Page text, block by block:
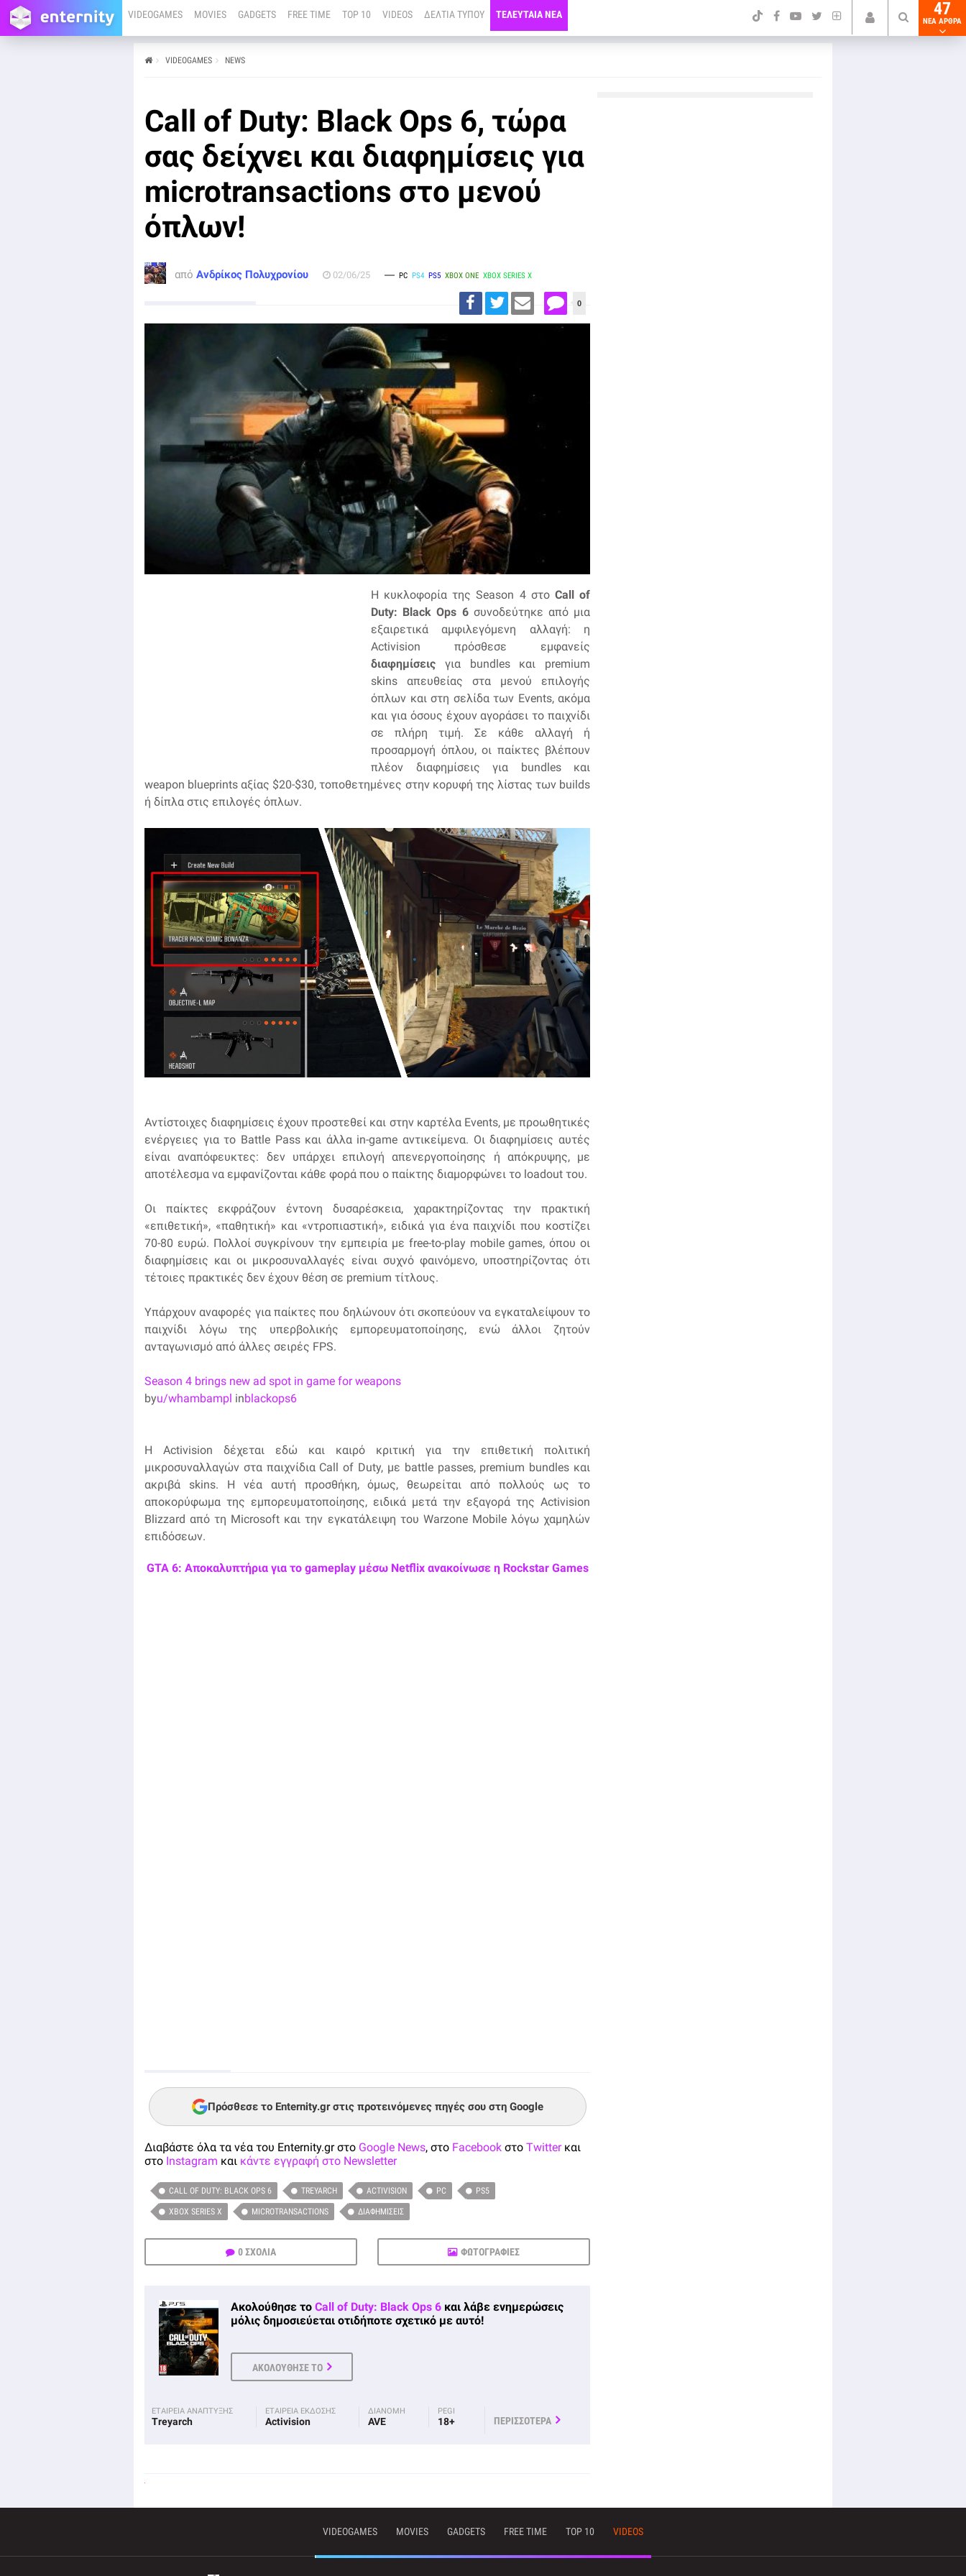
VIDEOGAMES MOVIES GADGETS FREE TIME TOP 10 VIDEOS ΔΕΛΤΙΑ ΤΥΠΟΥ ΤΕΛΕΥΤΑΙΑ ΝΕΑ 47
NEA ΑΡΘΡΑ
VIDEOGAMES NEWS
Call of Duty: Black Ops 6, τώρα
σας δείχνει και διαφημίσεις για
microtransactions στο μενού
όπλων!
από Ανδρίκος Πολυχρονίου 02/06/25 PC PS4 PS5 XBOX ONE XBOX SERIES X
0
Η κυκλοφορία της Season 4 στο Call of
Duty: Black Ops 6συνοδεύτηκε από μια
εξαιρετικά αμφιλεγόμενη αλλαγή: η
Activision πρόσθεσε εμφανείς
διαφημίσεις για bundles και premium
skins απευθείας στα μενού επιλογής
όπλων και στη σελίδα των Events, ακόμα
και για όσους έχουν αγοράσει το παιχνίδι
σε πλήρη τιμή. Σε κάθε αλλαγή ή
προσαρμογή όπλου, οι παίκτες βλέπουν
πλέον διαφημίσεις για bundles και
weapon blueprints αξίας $20-$30, τοποθετημένες στην κορυφή της λίστας των builds
ή δίπλα στις επιλογές όπλων.
Αντίστοιχες διαφημίσεις έχουν προστεθεί και στην καρτέλα Events, με προωθητικές
ενέργειες για το Battle Pass και άλλα in-game αντικείμενα. Οι διαφημίσεις αυτές
είναι αναπόφευκτες: δεν υπάρχει επιλογή απενεργοποίησης ή απόκρυψης, με
αποτέλεσμα να εμφανίζονται κάθε φορά που ο παίκτης διαμορφώνει το loadout του.
Οι παίκτες εκφράζουν έντονη δυσαρέσκεια, χαρακτηρίζοντας την πρακτική
«επιθετική», «παθητική» και «ντροπιαστική», ειδικά για ένα παιχνίδι που κοστίζει
70-80 ευρώ. Πολλοί συγκρίνουν την εμπειρία με free-to-play mobile games, όπου οι
διαφημίσεις και οι μικροσυναλλαγές είναι συχνό φαινόμενο, υποστηρίζοντας ότι
τέτοιες πρακτικές δεν έχουν θέση σε premium τίτλους.
Υπάρχουν αναφορές για παίκτες που δηλώνουν ότι σκοπεύουν να εγκαταλείψουν το
παιχνίδι λόγω της υπερβολικής εμπορευματοποίησης, ενώ άλλοι ζητούν
ανταγωνισμό από άλλες σειρές FPS.
Season 4 brings new ad spot in game for weapons
byu/whambampl inblackops6
Η Activision δέχεται εδώ και καιρό κριτική για την επιθετική πολιτική
μικροσυναλλαγών στα παιχνίδια Call of Duty, με battle passes, premium bundles και
ακριβά skins. Η νέα αυτή προσθήκη, όμως, θεωρείται από πολλούς ως το
αποκορύφωμα της εμπορευματοποίησης, ειδικά μετά την εξαγορά της Activision
Blizzard από τη Microsoft και την εγκατάλειψη του Warzone Mobile λόγω χαμηλών
επιδόσεων.
GTA 6: Αποκαλυπτήρια για το gameplay μέσω Netflix ανακοίνωσε η Rockstar Games
Πρόσθεσε το Enternity.gr στις προτεινόμενες πηγές σου στη Google
Διαβάστε όλα τα νέα του Enternity.gr στο Google News, στο Facebook στο Twitterκαι
στο Instagram και κάντε εγγραφή στο Newsletter
CALL OF DUTY: BLACK OPS 6 TREYARCH ACTIVISION PC PS5
XBOX SERIES X MICROTRANSACTIONS ΔΙΑΦΗΜΊΣΕΙΣ
0 ΣΧΟΛΙΑ ΦΩΤΟΓΡΑΦΙΕΣ
Ακολούθησε το Call of Duty: Black Ops 6 και λάβε ενημερώσεις
μόλις δημοσιεύεται οτιδήποτε σχετικό με αυτό!
ΑΚΟΛΟΥΘΗΣΕ ΤΟ
ΕΤΑΙΡΕΙΑ ΑΝΑΠΤΥΞΗΣ
Treyarch
ΕΤΑΙΡΕΙΑ ΕΚΔΟΣΗΣ
Activision
ΔΙΑΝΟΜΗ
AVE
PEGI
18+ ΠΕΡΙΣΣΟΤΕΡΑ
Ανδρίκος Πολυχρονίου
Η κυκλοφορία της Season 4 στο Call of Duty: Black
Ops 6 συνοδεύτηκε από μια εξαιρετικά αμφιλεγόμενη
για bundles και premium skins απευθείας στα μενού
επιλογής όπλων και στη σελίδα των Events!
VIDEOGAMES MOVIES GADGETS FREE TIME TOP 10 VIDEOS